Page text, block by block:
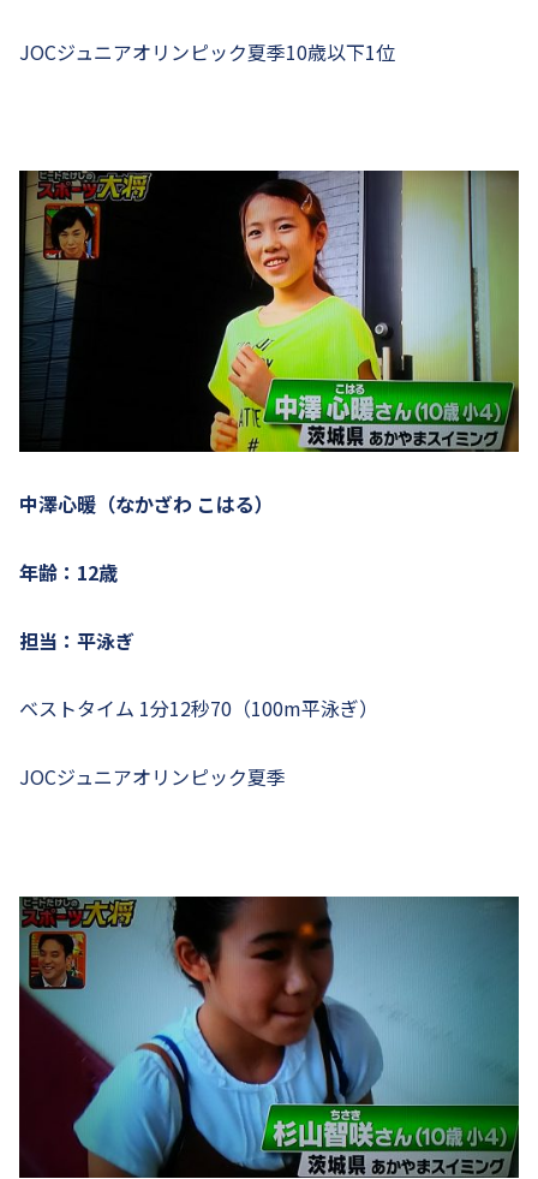
JOCジュニアオリンピック夏季10歳以下1位
中澤心暖（なかざわ こはる）
年齢：12歳
担当：平泳ぎ
ベストタイム 1分12秒70（100m平泳ぎ）
JOCジュニアオリンピック夏季